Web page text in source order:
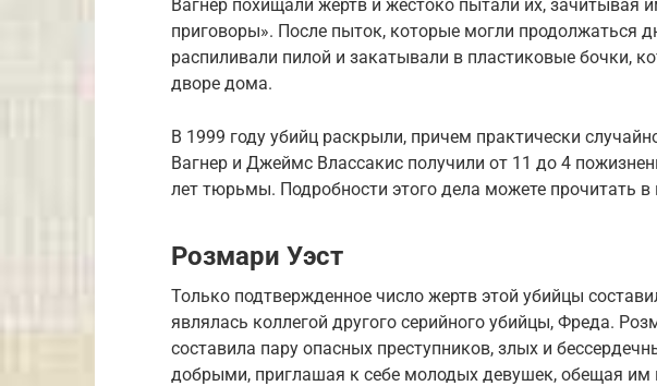
Вагнер похищали жертв и жестоко пытали их, зачитывая
приговоры». После пыток, которые могли продолжаться
распиливали пилой и закатывали в пластиковые бочки,
дворе дома.
В 1999 году убийц раскрыли, причем практически
Вагнер и Джеймс Влассакис получили от 11 до 4
лет тюрьмы. Подробности этого дела можете прочитать в
Розмари Уэст
Только подтвержденное число жертв этой убийцы
являлась коллегой другого серийного убийцы, Фреда.
составила пару опасных преступников, злых и
добрыми, приглашая к себе молодых девушек, обещая